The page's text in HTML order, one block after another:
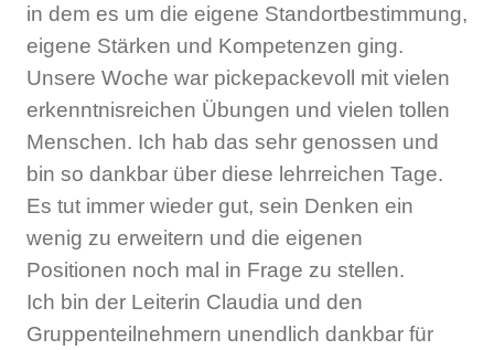
in dem es um die eigene Standortbestimmung,
eigene Stärken und Kompetenzen ging.
Unsere Woche war pickepackevoll mit vielen
erkenntnisreichen Übungen und vielen tollen
Menschen. Ich hab das sehr genossen und
bin so dankbar über diese lehrreichen Tage.
Es tut immer wieder gut, sein Denken ein
wenig zu erweitern und die eigenen
Positionen noch mal in Frage zu stellen.
Ich bin der Leiterin Claudia und den
Gruppenteilnehmern unendlich dankbar für